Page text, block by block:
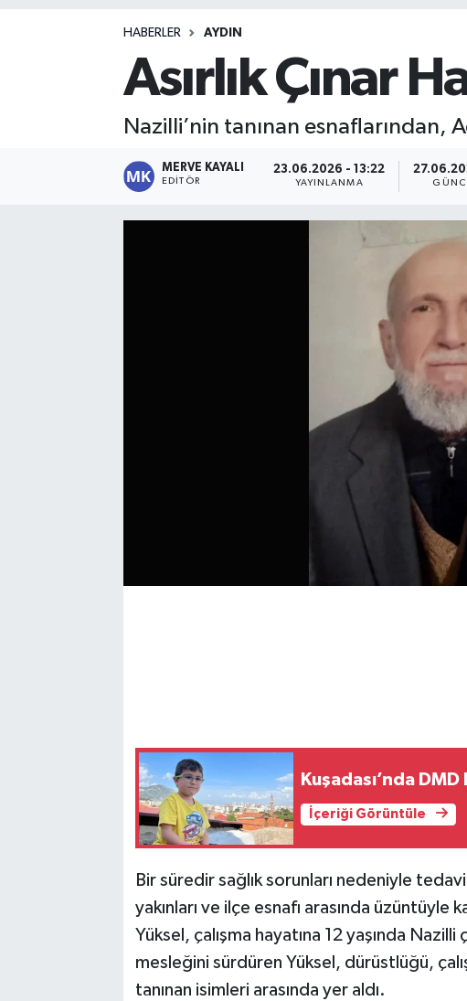
HABERLER AYDIN
Asırlık Çınar
Nazilli’nin tanınan esnaflarından,
MERVE KAYALI
EDITÖR
23.06.2026 - 13:22
YAYINLANMA
Kuşadası’nda
İçeriği Görüntüle
Bir süredir sağlık sorunları nedeniyle
yakınları ve ilçe esnafı arasında üzüntüyle
Yüksel, çalışma hayatına 12 yaşında Nazilli
mesleğini sürdüren Yüksel, dürüstlüğü,
tanınan isimleri arasında yer aldı.